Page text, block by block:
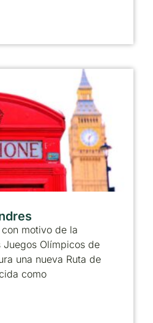
motivo de la
Olímpicos de
una nueva Ruta de
como